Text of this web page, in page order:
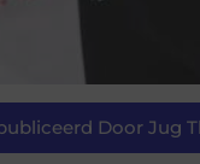
Door Jug